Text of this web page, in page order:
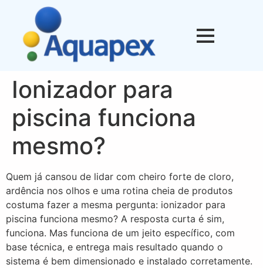
Ionizador para
piscina funciona
mesmo?
Quem já cansou de lidar com cheiro forte de cloro,
ardência nos olhos e uma rotina cheia de produtos
costuma fazer a mesma pergunta: ionizador para
piscina funciona mesmo? A resposta curta é sim,
funciona. Mas funciona de um jeito específico, com
base técnica, e entrega mais resultado quando o
sistema é bem dimensionado e instalado corretamente.